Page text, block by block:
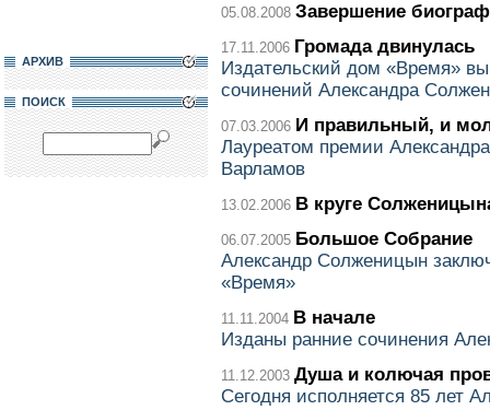
АРХИВ
ПОИСК
05.08.2008 Завершение
17.11.2006 Громада двинулась
Издательский дом «Время»
сочинений Александра
07.03.2006 И правильный, и
Лауреатом премии
Варламов
13.02.2006 В круге
06.07.2005 Большое Собрание
Александр Солженицын
«Время»
11.11.2004 В начале
Изданы ранние сочинения
11.12.2003 Душа и колючая
Сегодня исполняется 85 лет